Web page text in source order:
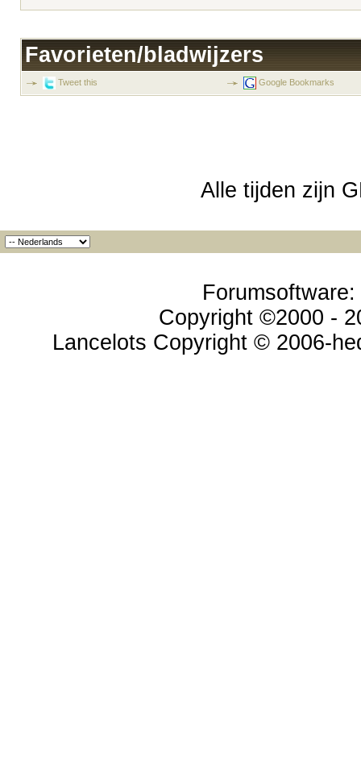
Favorieten/bladwijzers
Tweet this Google Bookmarks
Alle tijden zijn
Copyright ©2000 -
Lancelots Copyright © 2006-